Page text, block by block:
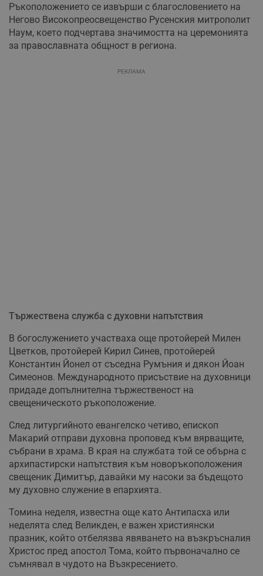
Ръкоположението се извърши с благословението на
Негово Високопреосвещенство Русенския митрополит
Наум, което подчертава значимостта на церемонията
за православната общност в региона.
РЕКЛАМА
Тържествена служба с духовни напътствия
В богослужението участваха още протойерей Милен
Цветков, протойерей Кирил Синев, протойерей
Константин Йонел от съседна Румъния и дякон Йоан
Симеонов. Международното присъствие на духовници
придаде допълнителна тържественост на
свещеническото ръкоположение.
След литургийното евангелско четиво, епископ
Макарий отправи духовна проповед към вярващите,
събрани в храма. В края на службата той се обърна с
архипастирски напътствия към новоръкоположения
свещеник Димитър, давайки му насоки за бъдещото
му духовно служение в епархията.
Томина неделя, известна още като Антипасха или
неделята след Великден, е важен християнски
празник, който отбелязва явяването на възкръсналия
Христос пред апостол Тома, който първоначално се
съмнявал в чудото на Възкресението.